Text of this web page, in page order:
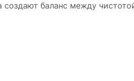
баланс между